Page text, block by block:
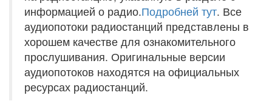
информацией о радио.Подробней тут. Все
аудиопотоки радиостанций представлены в
хорошем качестве для ознакомительного
прослушивания. Оригинальные версии
аудиопотоков находятся на официальных
ресурсах радиостанций.